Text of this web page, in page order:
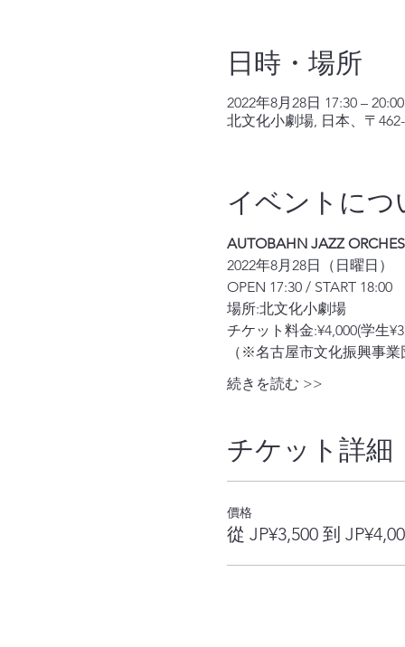
日時・場所
2022年8月28日 17:30 – 20:00
北文化小劇場, 日本、〒
イベントにつ
AUTOBAHN JAZZ
2022年8月28日（日曜日）
OPEN 17:30 / START 18:00
場所:北文化小劇場
チケット料金:¥4,000(学生
（※名古屋市文化振興事
続きを読む >>
チケット詳細
價格
從 JP¥3,500 到